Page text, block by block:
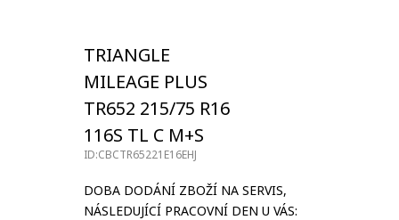
TRIANGLE
MILEAGE PLUS
TR652 215/75 R16
116S TL C M+S
ID:CBCTR65221E16EHJ
DOBA DODÁNÍ ZBOŽÍ NA SERVIS,
NÁSLEDUJÍCÍ PRACOVNÍ DEN U VÁS: